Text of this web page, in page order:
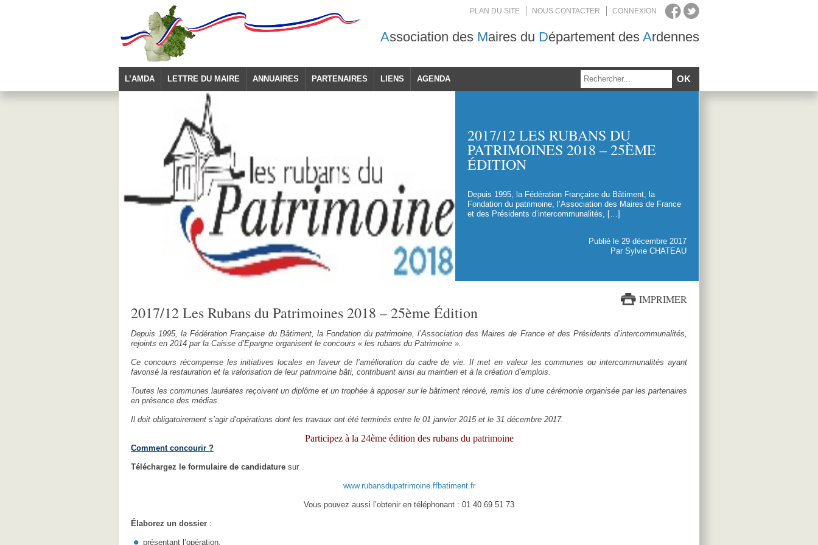
PLAN DU SITE NOUS CONTACTER CONNEXION
Association des Maires du Département des Ardennes
L’AMDA LETTRE DU MAIRE ANNUAIRES PARTENAIRES LIENS AGENDA
2017/12 LES RUBANS DU
PATRIMOINES 2018 – 25ÈME
ÉDITION
Depuis 1995, la Fédération Française du Bâtiment, la
Fondation du patrimoine, l’Association des Maires de France
et des Présidents d’intercommunalités, […]
Publié le 29 décembre 2017
Par Sylvie CHATEAU
IMPRIMER
2017/12 Les Rubans du Patrimoines 2018 – 25ème Édition
Depuis 1995, la Fédération Française du Bâtiment, la Fondation du patrimoine, l’Association des Maires de France et des Présidents d’intercommunalités,
rejoints en 2014 par la Caisse d’Epargne organisent le concours « les rubans du Patrimoine ».
Ce concours récompense les initiatives locales en faveur de l’amélioration du cadre de vie. Il met en valeur les communes ou intercommunalités ayant
favorisé la restauration et la valorisation de leur patrimoine bâti, contribuant ainsi au maintien et à la création d’emplois.
Toutes les communes lauréates reçoivent un diplôme et un trophée à apposer sur le bâtiment rénové, remis los d’une cérémonie organisée par les partenaires
en présence des médias.
Il doit obligatoirement s’agir d’opérations dont les travaux ont été terminés entre le 01 janvier 2015 et le 31 décembre 2017.
Participez à la 24ème édition des rubans du patrimoine
Comment concourir ?
Téléchargez le formulaire de candidature sur
www.rubansdupatrimoine.ffbatiment.fr
Vous pouvez aussi l’obtenir en téléphonant : 01 40 69 51 73
Élaborez un dossier :
présentant l’opération,